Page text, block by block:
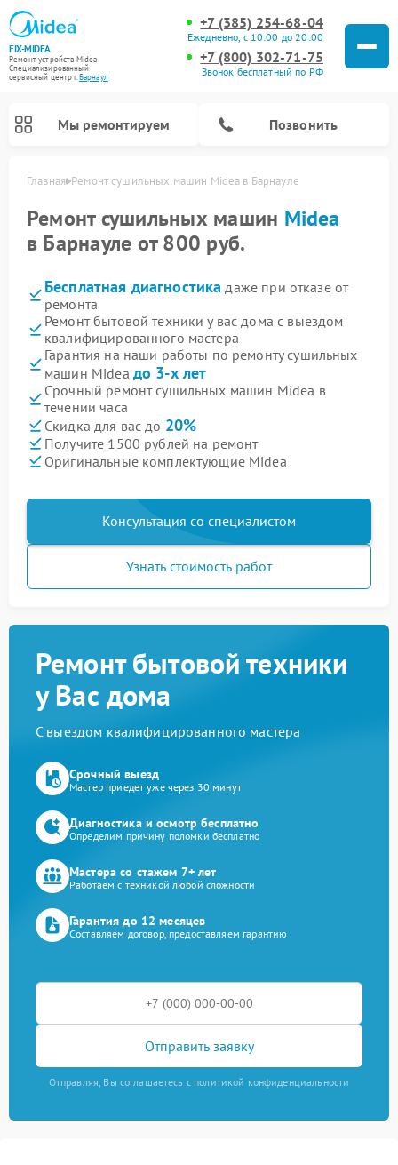
FIX-MIDEA
Ремонт устройств Midea
Специализированный
cервисный центр г.Барнаул
+7 (385) 254-68-04
Ежедневно, с 10:00 до 20:00
+7 (800) 302-71-75
Звонок бесплатный по РФ
Мы ремонтируем Позвонить
Главная Ремонт сушильных машин Midea в Барнауле
Ремонт сушильных машин Midea
в Барнауле от 800 руб.
Бесплатная диагностика даже при отказе от
ремонта
Ремонт бытовой техники у вас дома с выездом
квалифицированного мастера
Гарантия на наши работы по ремонту сушильных
машин Midea до 3-х лет
Срочный ремонт сушильных машин Midea в
течении часа
Скидка для вас до 20%
Получите 1500 рублей на ремонт
Оригинальные комплектующие Midea
Консультация со специалистом
Узнать стоимость работ
Ремонт бытовой техники
у Вас дома
С выездом квалифицированного мастера
Срочный выезд
Мастер приедет уже через 30 минут
Диагностика и осмотр бесплатно
Определим причину поломки бесплатно
Мастера со стажем 7+ лет
Работаем с техникой любой сложности
Гарантия до 12 месяцев
Составляем договор, предоставляем гарантию
Отправить заявку
Отправляя, Вы соглашаетесь с политикой конфиденциальности